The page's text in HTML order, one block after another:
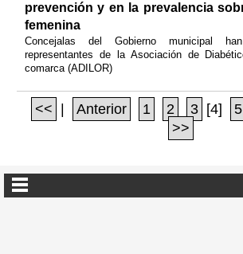
prevención y en la prevalencia
femenina
Concejalas del Gobierno municipal
representantes de la Asociación de
comarca (ADILOR)
<< Anterior 1 2 3 [4] 5
>>